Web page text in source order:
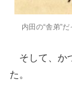
内田の“舎弟”
そして、か
た。